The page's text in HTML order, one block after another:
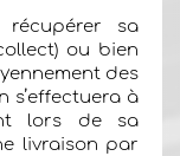
sa
ou bien
des
s’effectuera à
lors de sa
livraison par